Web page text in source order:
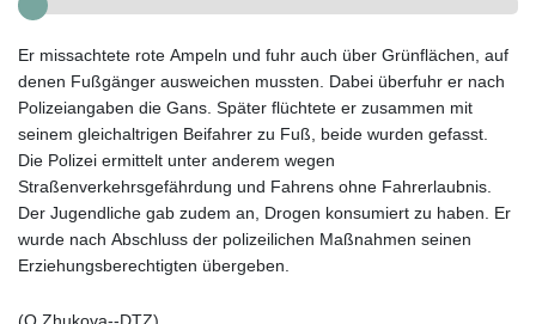
Er missachtete rote Ampeln und fuhr auch über Grünflächen, auf
denen Fußgänger ausweichen mussten. Dabei überfuhr er nach
Polizeiangaben die Gans. Später flüchtete er zusammen mit
seinem gleichaltrigen Beifahrer zu Fuß, beide wurden gefasst.
Die Polizei ermittelt unter anderem wegen
Straßenverkehrsgefährdung und Fahrens ohne Fahrerlaubnis.
Der Jugendliche gab zudem an, Drogen konsumiert zu haben. Er
wurde nach Abschluss der polizeilichen Maßnahmen seinen
Erziehungsberechtigten übergeben.